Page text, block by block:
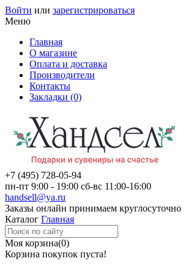
Войти или зарегистрироваться
Меню
Главная
О магазине
Оплата и доставка
Производители
Контакты
Закладки (0)
+7 (495) 728-05-94
пн-пт 9:00 - 19:00 сб-вс 11:00-16:00
handsell@ya.ru
Заказы онлайн принимаем круглосуточно
Каталог Главная
Моя корзина(0)
Корзина покупок пуста!